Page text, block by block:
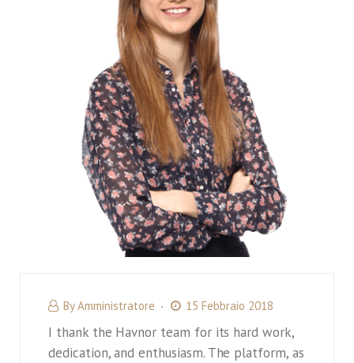
ByAmministratore 15 Febbraio 2018
I thank the Havnor team for its hard work,
dedication, and enthusiasm. The platform, as